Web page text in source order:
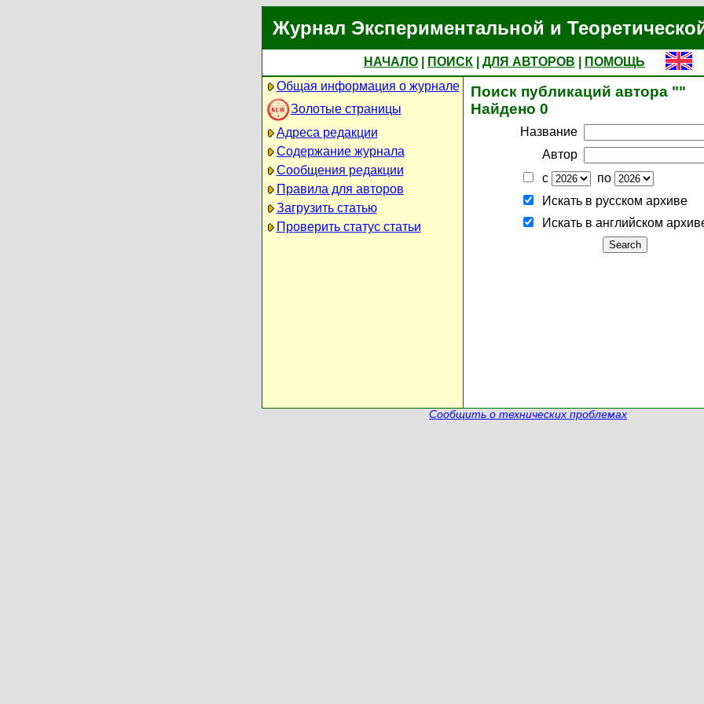
Журнал Экспериментальной и
НАЧАЛО ПОИСК ДЛЯ АВТОРОВ
ПОМОЩЬ
Общая информация о журнале
Золотые страницы
Адреса редакции
Содержание журнала
Сообщения редакции
Правила для авторов
Загрузить статью
Проверить статус статьи
Поиск публикаций автора ""
Найдено 0
Название
Автор
с
по
Искать в русском архиве
Искать в английском
Сообщить о технических проблемах